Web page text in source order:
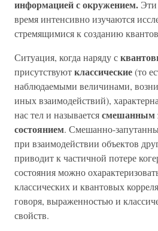
информацией с окружением.
время интенсивно изучаются
стремящимися к созданию
Ситуация, когда наряду с
присутствуютклассические(то
наблюдаемыми величинами,
иных взаимодействий),
нас тел и называетсясмешанным
состоянием. Смешанно-
при взаимодействии объектов
приводит к частичной потере
состояния можно
классических и квантовых
говоря, выраженностью и
свойств.